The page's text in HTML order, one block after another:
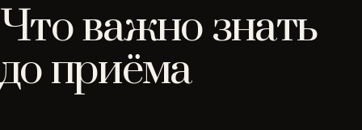
Что важно знать
до приёма